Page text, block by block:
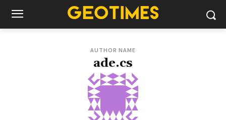
AUTHOR NAME
ade.cs